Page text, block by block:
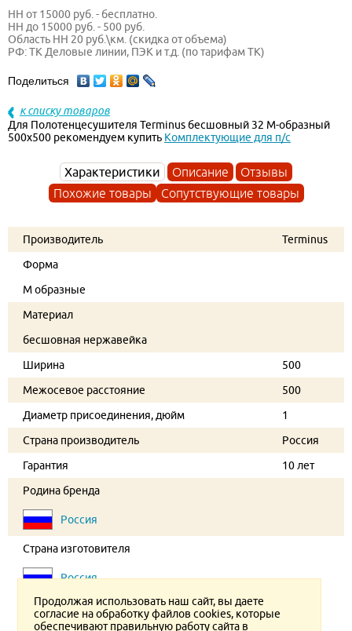
НН от 15000 руб. - бесплатно.
НН до 15000 руб. - 500 руб.
Область НН 20 руб.\км. (скидка от объема)
РФ: ТК Деловые линии, ПЭК и т.д. (по тарифам ТК)
Поделиться
к списку товаров
Для Полотенцесушителя Terminus бесшовный 32 М-образный
500х500 рекомендуем купить Комплектующие для п/с
Характеристики Описание
Отзывы
Похожие товары
Сопутствующие товары
Производитель
Terminus
Форма
М образные
Материал
бесшовная нержавейка
Ширина
500
Межосевое расстояние
500
Диаметр присоединения, дюйм
1
Страна производитель
Россия
Гарантия
10 лет
Родина бренда
Россия
Страна изготовителя
Россия
Продолжая использовать наш сайт, вы даете
согласие на обработку файлов cookies, которые
обеспечивают правильную работу сайта в